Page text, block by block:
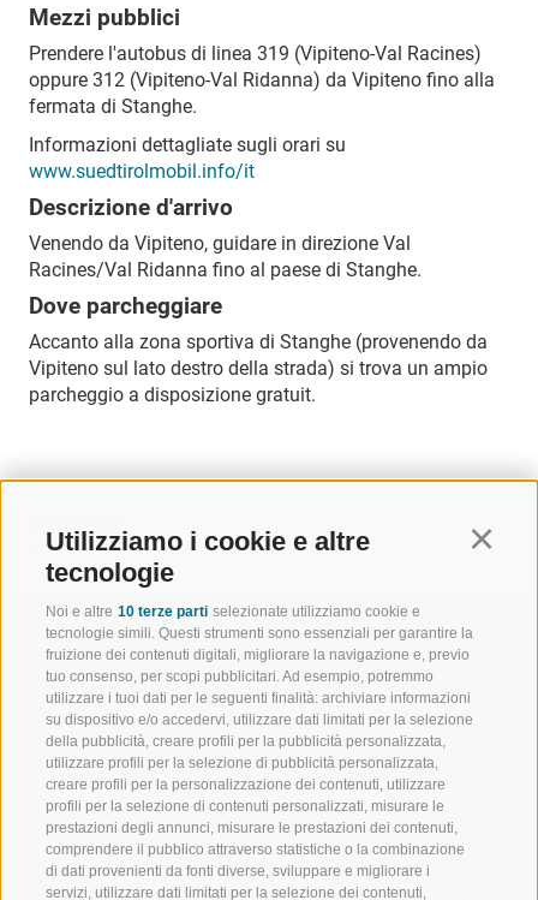
Utilizziamo i cookie e altre
tecnologie
Noi e altre 10 terze parti selezionate utilizziamo cookie e
tecnologie simili. Questi strumenti sono essenziali per garantire la
fruizione dei contenuti digitali, migliorare la navigazione e, previo
tuo consenso, per scopi pubblicitari. Ad esempio, potremmo
utilizzare i tuoi dati per le seguenti finalità: archiviare informazioni
su dispositivo e/o accedervi, utilizzare dati limitati per la selezione
della pubblicità, creare profili per la pubblicità personalizzata,
utilizzare profili per la selezione di pubblicità personalizzata,
creare profili per la personalizzazione dei contenuti, utilizzare
profili per la selezione di contenuti personalizzati, misurare le
prestazioni degli annunci, misurare le prestazioni dei contenuti,
comprendere il pubblico attraverso statistiche o la combinazione
di dati provenienti da fonti diverse, sviluppare e migliorare i
servizi, utilizzare dati limitati per la selezione dei contenuti,
Mezzi pubblici
Prendere l'autobus di linea 319 (Vipiteno-Val Racines)
oppure 312 (Vipiteno-Val Ridanna) da Vipiteno fino alla
fermata di Stanghe.
Informazioni dettagliate sugli orari su
www.suedtirolmobil.info/it
Descrizione d'arrivo
Venendo da Vipiteno, guidare in direzione Val
Racines/Val Ridanna fino al paese di Stanghe.
Dove parcheggiare
Accanto alla zona sportiva di Stanghe (provenendo da
Vipiteno sul lato destro della strada) si trova un ampio
parcheggio a disposizione gratuit.
BENVENUTI NELLA REGIONE
TURISTICA DI RACINES
VAL GIOVO
VAL RACINES
SPORT E
MOMENTI
SCIARE
ESCURSIONI